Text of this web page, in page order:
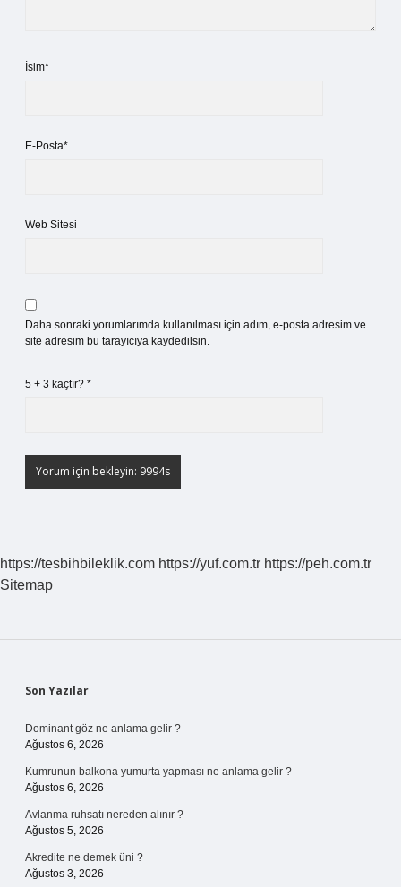
İsim*
E-Posta*
Web Sitesi
Daha sonraki yorumlarımda kullanılması için adım, e-posta adresim ve
site adresim bu tarayıcıya kaydedilsin.
5 + 3 kaçtır? *
https://tesbihbileklik.com https://yuf.com.tr https://peh.com.tr
Sitemap
Sidebar
Son Yazılar
Dominant göz ne anlama gelir ?
Ağustos 6, 2026
Kumrunun balkona yumurta yapması ne anlama gelir ?
Ağustos 6, 2026
Avlanma ruhsatı nereden alınır ?
Ağustos 5, 2026
Akredite ne demek üni ?
Ağustos 3, 2026